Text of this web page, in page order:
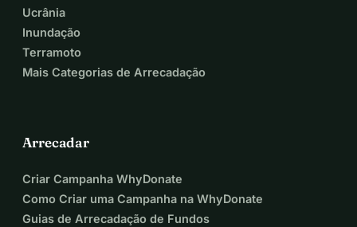
Ucrânia
Inundação
Terramoto
Mais Categorias de Arrecadação
Arrecadar
Criar Campanha WhyDonate
Como Criar uma Campanha na WhyDonate
Guias de Arrecadação de Fundos